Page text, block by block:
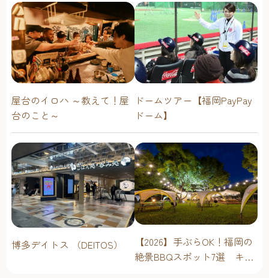
屋台のイロハ ～教えて！屋
台のこと～
ドームツアー【福岡PayPay
ドーム】
博多デイトス （DEITOS）
【2026】手ぶらOK！福岡の
絶景BBQスポット7選 キャ